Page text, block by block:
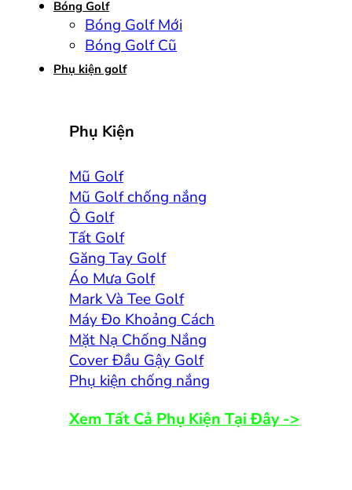
Bóng Golf
Bóng Golf Mới
Bóng Golf Cũ
Phụ kiện golf
Phụ Kiện
Mũ Golf
Mũ Golf chống nắng
Ô Golf
Tất Golf
Găng Tay Golf
Áo Mưa Golf
Mark Và Tee Golf
Máy Đo Khoảng Cách
Mặt Nạ Chống Nắng
Cover Đầu Gậy Golf
Phụ kiện chống nắng
Xem Tất Cả Phụ Kiện Tại Đây ->